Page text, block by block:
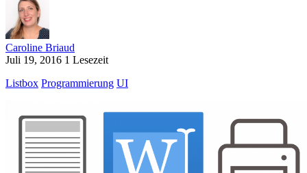
Caroline Briaud
Juli 19, 2016 1 Lesezeit
Listbox Programmierung UI